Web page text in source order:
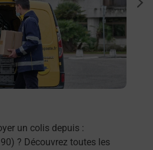
un colis depuis :
? Découvrez toutes les